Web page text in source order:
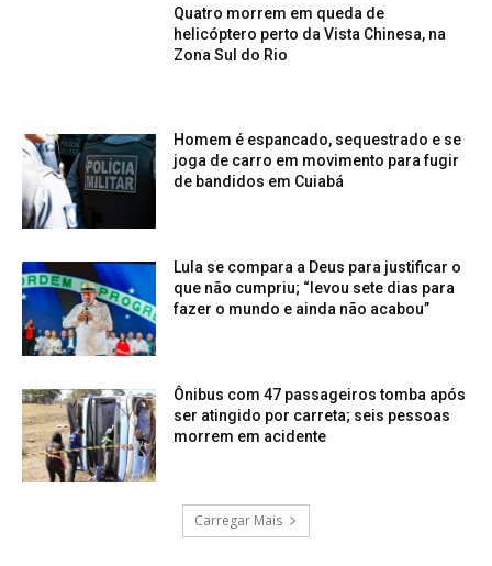
Quatro morrem em queda de
helicóptero perto da Vista Chinesa, na
Zona Sul do Rio
Homem é espancado, sequestrado e se
joga de carro em movimento para fugir
de bandidos em Cuiabá
Lula se compara a Deus para justificar o
que não cumpriu; “levou sete dias para
fazer o mundo e ainda não acabou”
Ônibus com 47 passageiros tomba após
ser atingido por carreta; seis pessoas
morrem em acidente
Carregar Mais